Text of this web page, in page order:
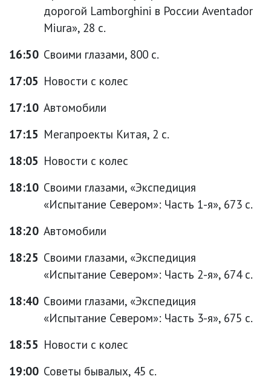
дорогой Lamborghini в России Aventador
Miura», 28 с.
16:50 Своими глазами, 800 с.
17:05 Новости с колес
17:10 Автомобили
17:15 Мегапроекты Китая, 2 с.
18:05 Новости с колес
18:10 Своими глазами, «Экспедиция
«Испытание Севером»: Часть 1-я», 673 с.
18:20 Автомобили
18:25 Своими глазами, «Экспедиция
«Испытание Севером»: Часть 2-я», 674 с.
18:40 Своими глазами, «Экспедиция
«Испытание Севером»: Часть 3-я», 675 с.
18:55 Новости с колес
19:00 Советы бывалых, 45 с.